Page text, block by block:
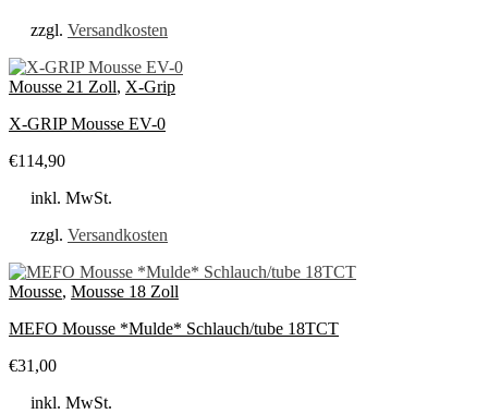
zzgl. Versandkosten
Mousse 21 Zoll, X-Grip
X-GRIP Mousse EV-0
€114,90
inkl. MwSt.
zzgl. Versandkosten
Mousse, Mousse 18 Zoll
MEFO Mousse *Mulde* Schlauch/tube 18TCT
€31,00
inkl. MwSt.